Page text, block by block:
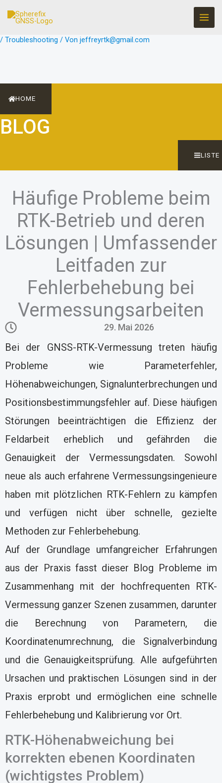
Inhalt
/ Troubleshooting / Von jeffreyrtk@gmail.com
HOME
BLOG
LISTE
Häufige Probleme beim
RTK-Betrieb und deren
Lösungen | Umfassender
Leitfaden zur
Fehlerbehebung bei
Vermessungsarbeiten
29. Mai 2026
Bei der GNSS-RTK-Vermessung treten häufig
Probleme wie Parameterfehler,
Höhenabweichungen, Signalunterbrechungen und
Positionsbestimmungsfehler auf. Diese häufigen
Störungen beeinträchtigen die Effizienz der
Feldarbeit erheblich und gefährden die
Genauigkeit der Vermessungsdaten. Sowohl
neue als auch erfahrene Vermessungsingenieure
haben mit plötzlichen RTK-Fehlern zu kämpfen
und verfügen nicht über schnelle, gezielte
Methoden zur Fehlerbehebung.
Auf der Grundlage umfangreicher Erfahrungen
aus der Praxis fasst dieser Blog Probleme im
Zusammenhang mit der hochfrequenten RTK-
Vermessung ganzer Szenen zusammen, darunter
die Berechnung von Parametern, die
Koordinatenumrechnung, die Signalverbindung
und die Genauigkeitsprüfung. Alle aufgeführten
Ursachen und praktischen Lösungen sind in der
Praxis erprobt und ermöglichen eine schnelle
Fehlerbehebung und Kalibrierung vor Ort.
RTK-Höhenabweichung bei
korrekten ebenen Koordinaten
(wichtigstes Problem)